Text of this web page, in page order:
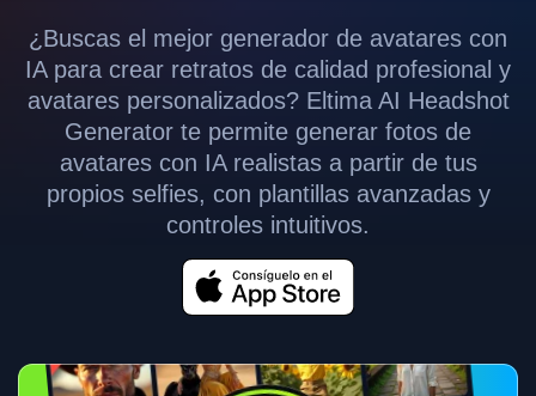
¿Buscas el mejor generador de avatares con
IA para crear retratos de calidad profesional y
avatares personalizados? Eltima AI Headshot
Generator te permite generar fotos de
avatares con IA realistas a partir de tus
propios selfies, con plantillas avanzadas y
controles intuitivos.